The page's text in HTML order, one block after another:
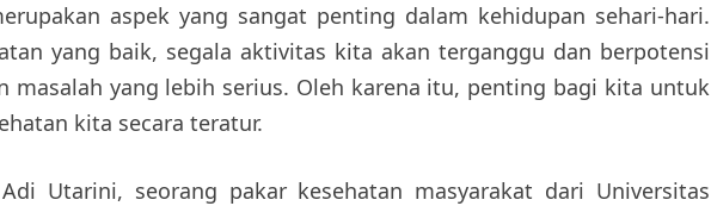
aspek yang sangat penting dalam kehidupan sehari-hari.
yang baik, segala aktivitas kita akan terganggu dan berpotensi
masalah yang lebih serius. Oleh karena itu, penting bagi kita untuk
kita secara teratur.
Utarini, seorang pakar kesehatan masyarakat dari Universitas